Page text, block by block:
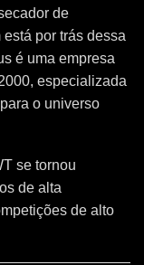
de
por trás dessa
é uma empresa
especializada
o universo
se tornou
de alta
de alto